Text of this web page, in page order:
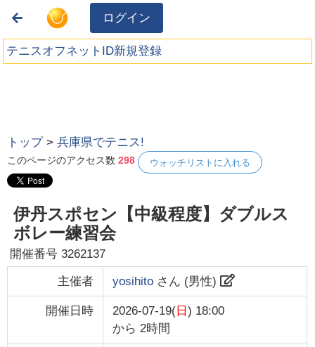
ログイン
テニスオフネットID新規登録
トップ >兵庫県でテニス!
このページのアクセス数298 ウォッチリストに入れる
伊丹スポセン【中級程度】ダブルス
ボレー練習会
開催番号3262137
主催者 yosihitoさん (男性)
開催日時 2026-07-19(日 ) 18:00
から 2時間